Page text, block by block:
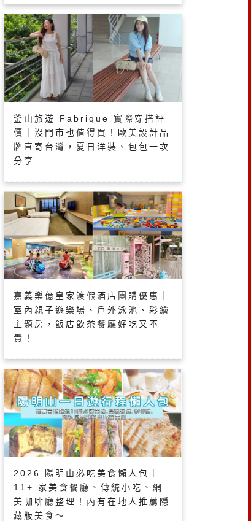
釜山旅遊 Fabrique 實際穿搭評
價｜沒門市也值得買！歐美設計品
牌直寄台灣，夏日洋裝、包包一次
分享
嘉義樂億皇家渡假酒店團購優惠｜
室內親子遊樂場、戶外泳池、彩繪
主題房，飯店飲茶餐廳好吃又不
貴！
2026 陽明山必吃美食懶人包｜
11+ 家美食餐廳、傳統小吃、網
美咖啡廳整理！內有在地人推薦隱
藏版美食～